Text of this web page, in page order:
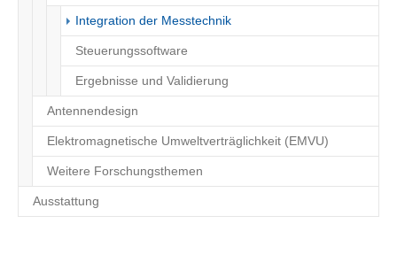
Integration der Messtechnik(current)
Steuerungssoftware
Ergebnisse und Validierung
Antennendesign
Elektromagnetische Umweltverträglichkeit (EMVU)
Weitere Forschungsthemen
Ausstattung